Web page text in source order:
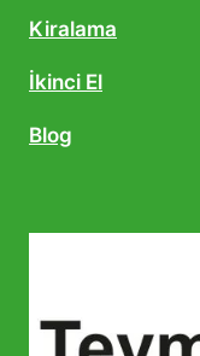
Kiralama
İkinci El
Blog